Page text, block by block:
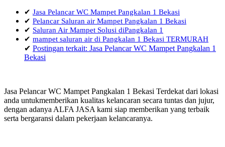
✔ Jasa Pelancar WC Mampet Pangkalan 1 Bekasi
✔ Pelancar Saluran air Mampet Pangkalan 1 Bekasi
✔ Saluran Air Mampet Solusi diPangkalan 1
✔ mampet saluran air di Pangkalan 1 Bekasi TERMURAH
✔ Postingan terkait: Jasa Pelancar WC Mampet Pangkalan 1
Bekasi
Jasa Pelancar WC Mampet Pangkalan 1 Bekasi Terdekat dari lokasi
anda untukmemberikan kualitas kelancaran secara tuntas dan jujur,
dengan adanya ALFA JASA kami siap memberikan yang terbaik
serta bergaransi dalam pekerjaan kelancaranya.